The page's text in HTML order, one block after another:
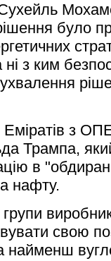
було
з ким
з
Трампа,
в
нафту.
свою
найменш